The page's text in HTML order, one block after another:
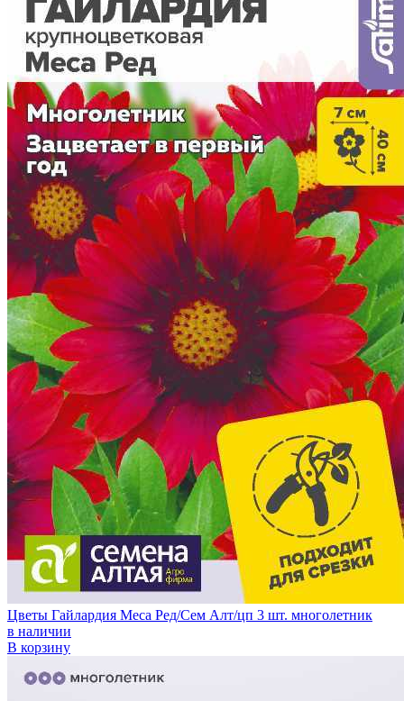
Цветы Гайлардия Меса Ред/Сем Алт/цп 3 шт. многолетник
в наличии
В корзину